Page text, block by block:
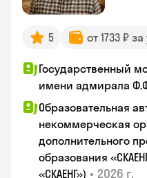
5 от 1733 ₽
Государственный
имени адмирала
Образовательная
некоммерческая
дополнительного
образования
«СКАЕНГ») • 2026 г.